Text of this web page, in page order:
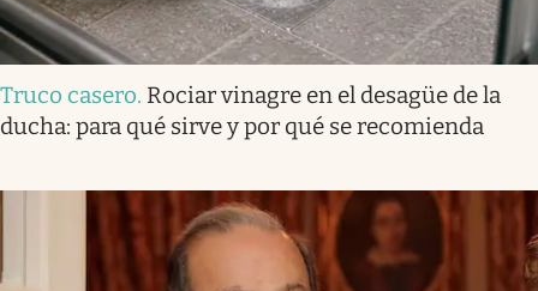
Truco casero. Rociar vinagre en el desagüe de la
ducha: para qué sirve y por qué se recomienda